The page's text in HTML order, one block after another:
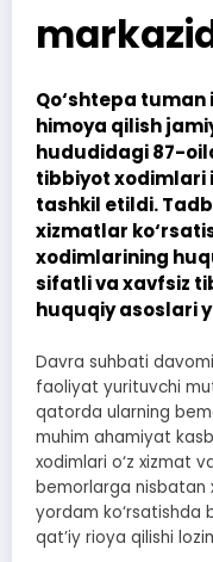
Qo‘shtepa
himoya qilish
hududidagi 87-
tibbiyot xodimlari
tashkil etildi.
xizmatlar
xodimlarining
sifatli va xavfsiz
huquqiy asoslari
Davra suhbati
faoliyat yurituvchi
qatorda ularning
muhim ahamiyat
xodimlari o‘z xizmat
bemorlarga nisbatan
yordam
qat’iy rioya qilishi